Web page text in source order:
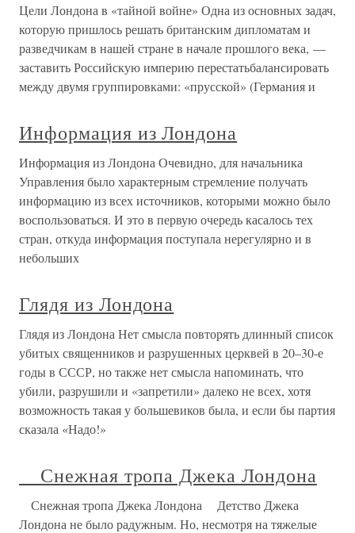
Цели Лондона в «тайной войне» Одна из основных задач,
которую пришлось решать британским дипломатам и
разведчикам в нашей стране в начале прошлого века, —
заставить Российскую империю перестатьбалансировать
между двумя группировками: «прусской» (Германия и
Информация из Лондона
Информация из Лондона Очевидно, для начальника
Управления было характерным стремление получать
информацию из всех источников, которыми можно было
воспользоваться. И это в первую очередь касалось тех
стран, откуда информация поступала нерегулярно и в
небольших
Глядя из Лондона
Глядя из Лондона Нет смысла повторять длинный список
убитых священников и разрушенных церквей в 20–30-е
годы в СССР, но также нет смысла напоминать, что
убили, разрушили и «запретили» далеко не всех, хотя
возможность такая у большевиков была, и если бы партия
сказала «Надо!»
Снежная тропа Джека Лондона
Снежная тропа Джека Лондона Детство Джека
Лондона не было радужным. Но, несмотря на тяжелые